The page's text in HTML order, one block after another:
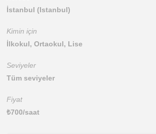
İstanbul (Istanbul)
Kimin için
İlkokul, Ortaokul, Lise
Seviyeler
Tüm seviyeler
Fiyat
₺700/saat